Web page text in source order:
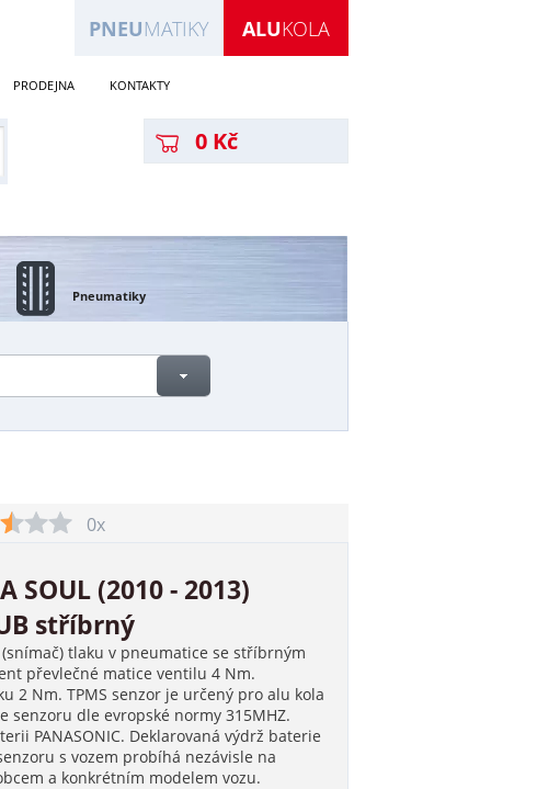
ALUKOLA
PNEUMATIKY
PRODEJNA KONTAKTY
0 Kč
Pneumatiky
0x
SOUL (2010 - 2013)
stříbrný
tlaku v pneumatice se stříbrným
převlečné matice ventilu 4 Nm.
2 Nm. TPMS senzor je určený pro alu kola
senzoru dle evropské normy 315MHZ.
PANASONIC. Deklarovaná výdrž baterie
s vozem probíhá nezávisle na
a konkrétním modelem vozu.